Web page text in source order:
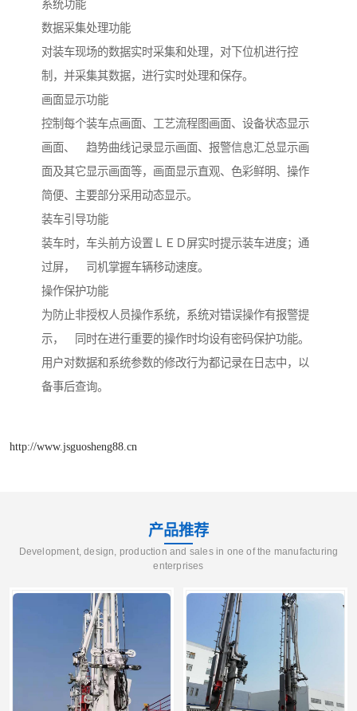
系统功能
数据采集处理功能
对装车现场的数据实时采集和处理，对下位机进行控
制，并采集其数据，进行实时处理和保存。
画面显示功能
控制每个装车点画面、工艺流程图画面、设备状态显示
画面、 趋势曲线记录显示画面、报警信息汇总显示画
面及其它显示画面等，画面显示直观、色彩鲜明、操作
简便、主要部分采用动态显示。
装车引导功能
装车时，车头前方设置ＬＥＤ屏实时提示装车进度；通
过屏， 司机掌握车辆移动速度。
操作保护功能
为防止非授权人员操作系统，系统对错误操作有报警提
示， 同时在进行重要的操作时均设有密码保护功能。
用户对数据和系统参数的修改行为都记录在日志中，以
备事后查询。
http://www.jsguosheng88.cn
产品推荐
Development, design, production and sales in one of the manufacturing
enterprises